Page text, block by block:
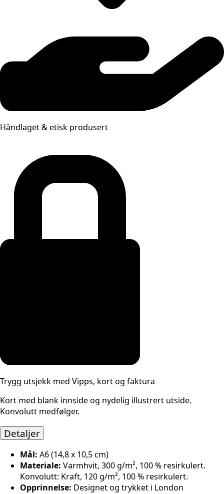
Håndlaget & etisk produsert
Trygg utsjekk med Vipps, kort og faktura
Kort med blank innside og nydelig illustrert utside.
Konvolutt medfølger.
Detaljer
Mål: A6 (14,8 x 10,5 cm)
Materiale: Varmhvit, 300 g/m², 100 % resirkulert.
Konvolutt: Kraft, 120 g/m², 100 % resirkulert.
Opprinnelse: Designet og trykket i London